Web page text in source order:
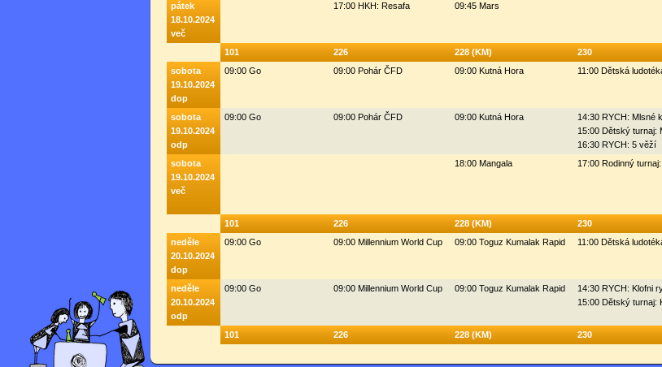
pátek
18.10.2024
več
17:00 HKH: Resafa 09:45 Mars
101
226 228 (KM) 230
sobota
19.10.2024
dop
09:00 Go 09:00 Pohár ČFD 09:00 Kutná Hora 11:00 Dětská
sobota
19.10.2024
odp
09:00 Go 09:00 Pohár ČFD 09:00 Kutná Hora
14:30 RYCH: Mlsné
15:00 Dětský turnaj:
16:30 RYCH: 5 věží
sobota
19.10.2024
več
18:00 Mangala 17:00 Rodinný
101 226 228 (KM) 230
neděle
20.10.2024
dop
09:00 Go 09:00 Millennium World Cup 09:00 Toguz Kumalak Rapid 11:00 Dětská
neděle
20.10.2024
odp
09:00 Go 09:00 Millennium World Cup 09:00 Toguz Kumalak Rapid
14:30 RYCH: Klofni
15:00 Dětský turnaj:
101
226 228 (KM) 230